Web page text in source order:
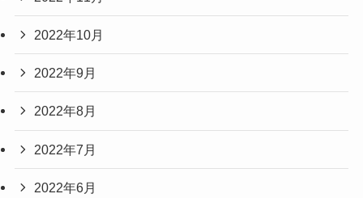
2022年10月
2022年9月
2022年8月
2022年7月
2022年6月